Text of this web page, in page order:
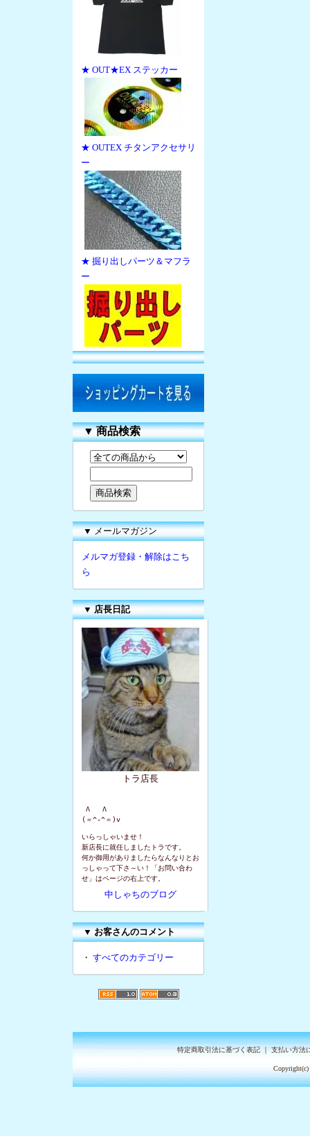
★ OUT★EX ステッカー
★ OUTEX チタンアクセサリ
ー
★ 掘り出しパーツ＆マフラ
ー
▼商品検索
▼ メールマガジン
メルマガ登録・解除はこち
ら
▼ 店長日記
トラ店長
Λ   Λ
(＝^-^＝)v
いらっしゃいませ！
新店長に就任しましたトラです。
何か御用がありましたらなんなりとお
っしゃって下さ～い！「お問い合わ
せ」はページの右上です。
中しゃちのブログ
▼お客さんのコメント
・ すべてのカテゴリー
特定商取引法に基づく表記｜支払い方法